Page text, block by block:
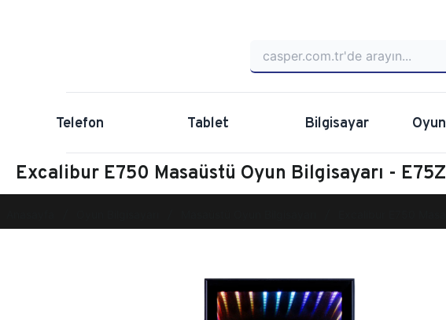
Telefon Tablet Bilgisayar
Excalibur E750 Masaüstü Oyun Bilgisayarı -